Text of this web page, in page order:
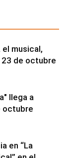
el musical,
de octubre
llega a
octubre
en “La